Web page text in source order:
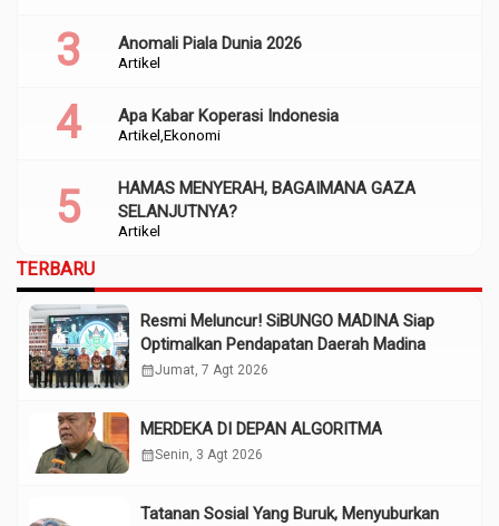
Artikel
Anomali Piala Dunia 2026
Artikel Ekonomi
Apa Kabar Koperasi Indonesia
Artikel
HAMAS MENYERAH, BAGAIMANA GAZA
SELANJUTNYA?
TERBARU
Resmi Meluncur! SiBUNGO MADINA Siap
Optimalkan Pendapatan Daerah Madina
calendar_monthJumat, 7 Agt 2026
MERDEKA DI DEPAN ALGORITMA
calendar_monthSenin, 3 Agt 2026
Tatanan Sosial Yang Buruk, Menyuburkan